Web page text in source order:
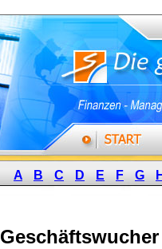
A B C D E F G
Geschäftswucher